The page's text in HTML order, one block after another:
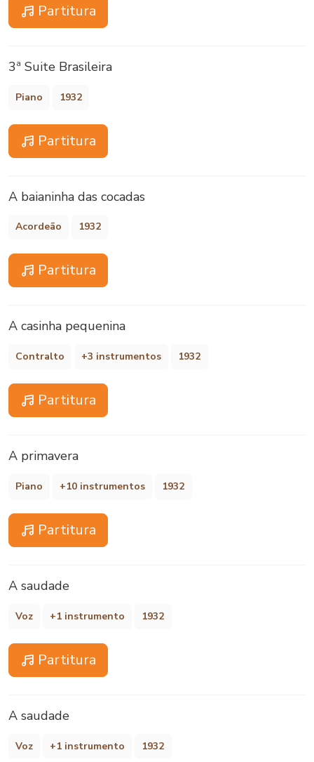
Partitura
3ª Suite Brasileira
Piano 1932
Partitura
A baianinha das cocadas
Acordeão 1932
Partitura
A casinha pequenina
Contralto +3 instrumentos 1932
Partitura
A primavera
Piano +10 instrumentos 1932
Partitura
A saudade
Voz +1 instrumento 1932
Partitura
A saudade
Voz +1 instrumento 1932